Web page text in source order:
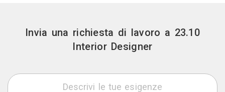
Invia una richiesta di lavoro a 23.10
Interior Designer